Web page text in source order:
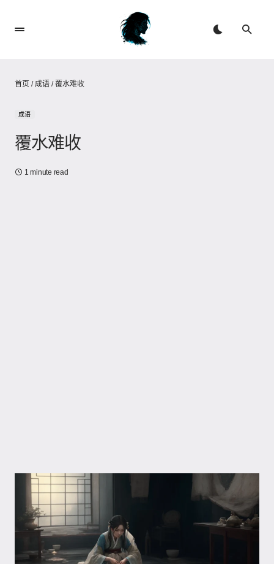
首页 /成语 /覆水难收
成语
覆水难收
1 minute read